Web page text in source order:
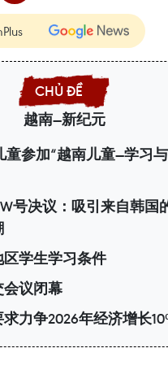
越南—新纪元
童参加“越南儿童—学习
号决议：吸引来自韩国
学生学习条件
会议闭幕
力争2026年经济增长